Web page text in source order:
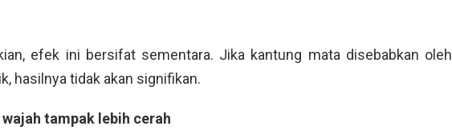
efek ini bersifat sementara. Jika kantung mata disebabkan oleh
hasilnya tidak akan signifikan.
tampak lebih cerah